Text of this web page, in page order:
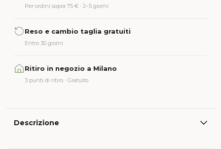
Per ordini sopra 75 € · 2–5 giorni
Reso e cambio taglia gratuiti
Entro 30 giorni
Ritiro in negozio a Milano
3 punti di ritiro · Gratuito
Descrizione